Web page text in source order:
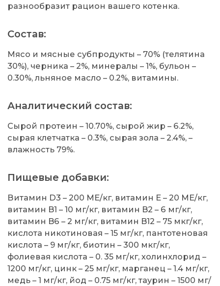
разнообразит рацион вашего котенка.
Состав:
Мясо и мясные субпродукты – 70% (телятина
30%), черника – 2%, минералы – 1%, бульон –
0.30%, льняное масло – 0.2%, витамины.
Аналитический состав:
Сырой протеин – 10.70%, сырой жир – 6.2%,
сырая клетчатка – 0.3%, сырая зола – 2.4%, –
влажность 79%.
Пищевые добавки:
Витамин D3 – 200 МЕ/кг, витамин Е – 20 МЕ/кг,
витамин B1 – 10 мг/кг, витамин B2 – 6 мг/кг,
витамин B6 – 2 мг/кг, витамин B12 – 75 мкг/кг,
кислота никотиновая – 15 мг/кг, пантотеновая
кислота – 9 мг/кг, биотин – 300 мкг/кг,
фолиевая кислота – 0. 35 мг/кг, холинхлорид –
1200 мг/кг, цинк – 25 мг/кг, марганец – 1.4 мг/кг,
медь – 1 мг/кг, йод – 0.75 мг/кг, таурин – 1500 мг/